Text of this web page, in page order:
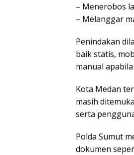
– Menerobos
– Melanggar
Penindakan
baik statis,
manual
Kota Medan
masih
serta
Polda Sumut
dokumen